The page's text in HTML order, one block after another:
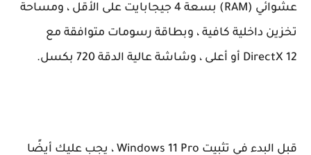
عشوائي (RAM) بسعة 4 جيجابايت على الأقل ، ومساحة
تخزين داخلية كافية ، وبطاقة رسومات متوافقة مع
DirectX 12 أو أعلى ، وشاشة عالية الدقة 720 بكسل.
قبل البدء في تثبيت Windows 11 Pro ، يجب عليك أيضًا